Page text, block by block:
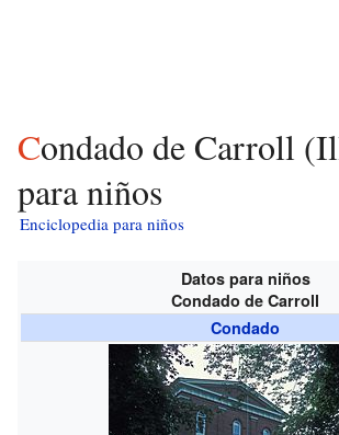
Condado de Carroll (Illinois)
para niños
Enciclopedia para niños
Datos para niños
Condado de Carroll
Condado